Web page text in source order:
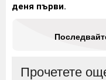
деня първи.
Прочетете